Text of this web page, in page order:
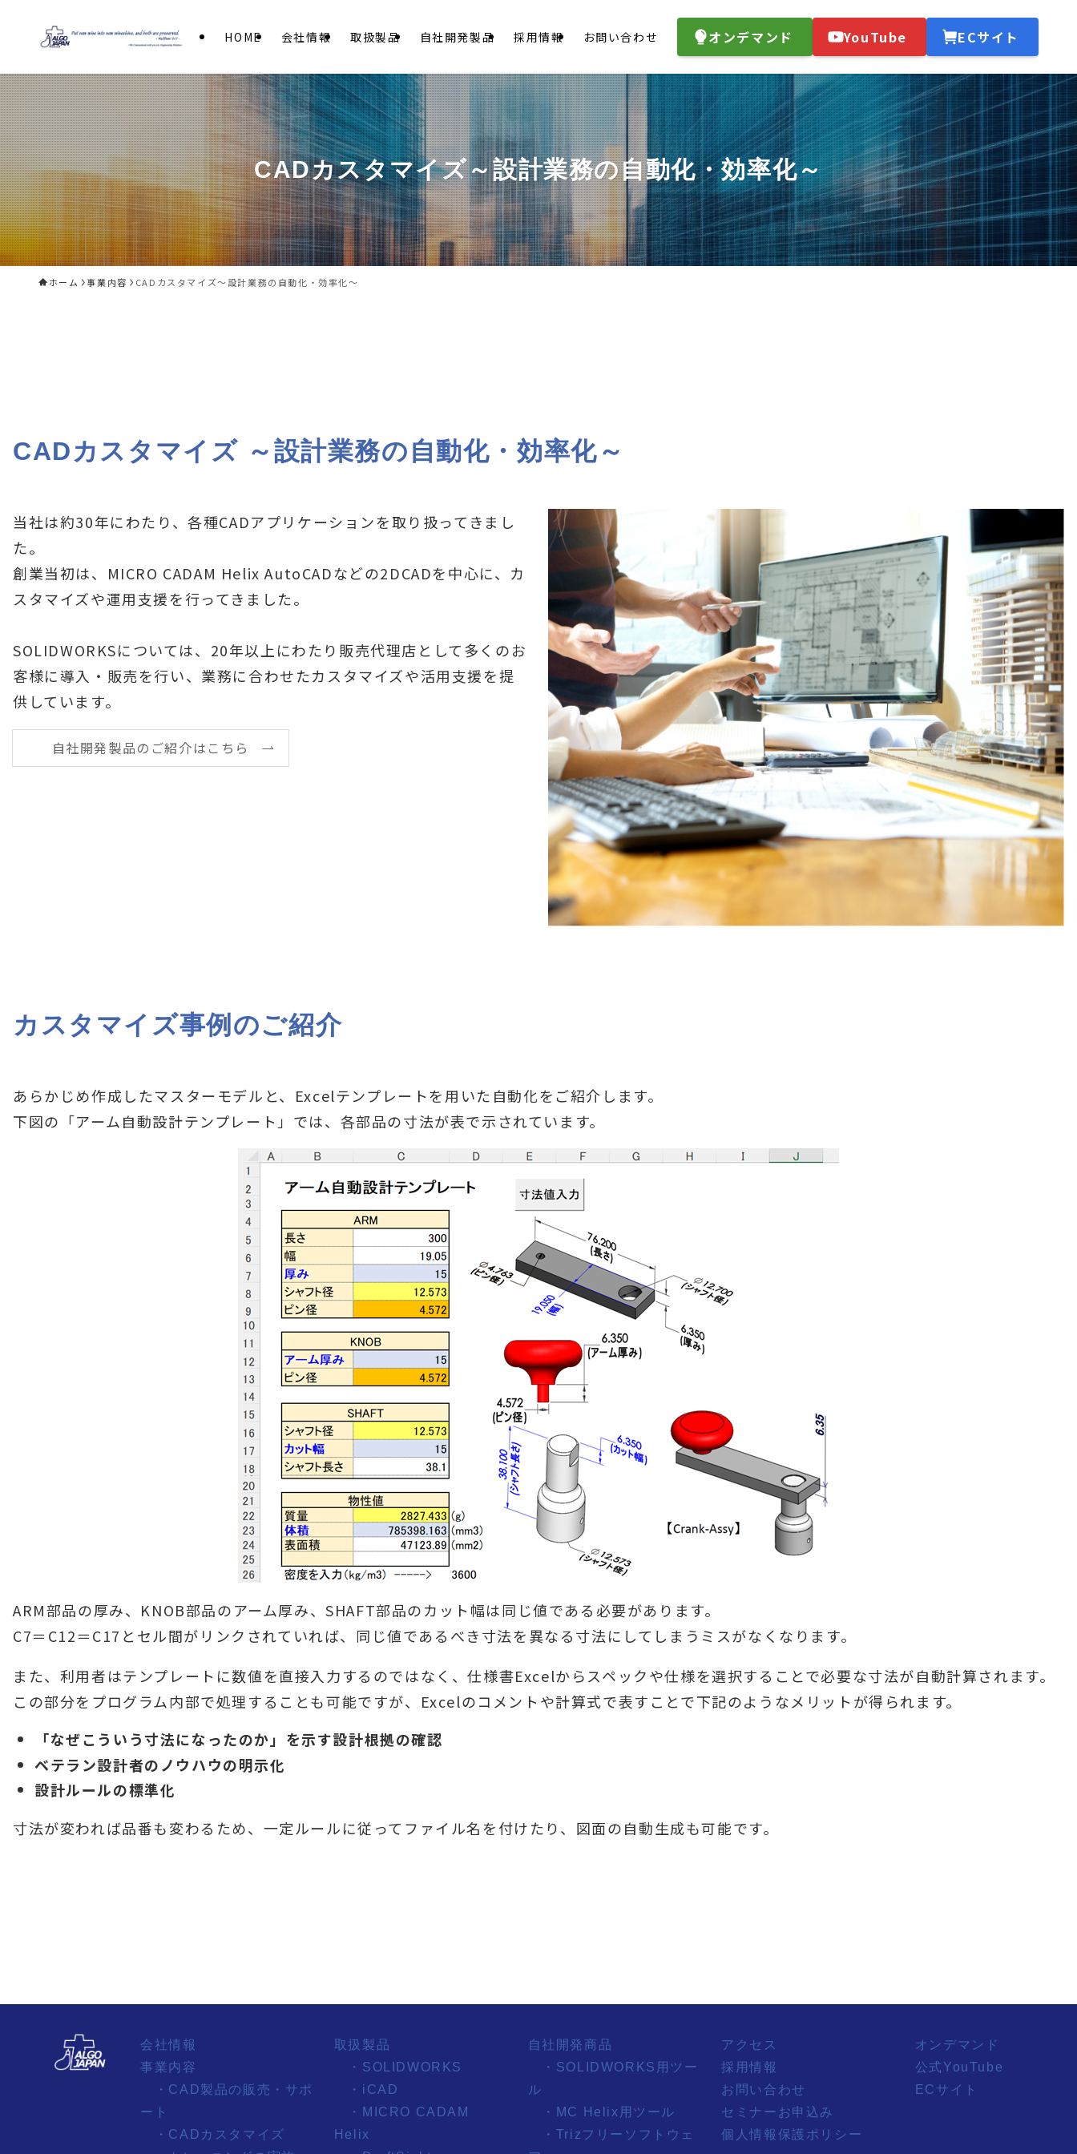
HOME 会社情報 取扱製品 自社開発製品 採用情報 お問い合わせ オンデマンド YouTube ECサイト
CADカスタマイズ～設計業務の自動化・効率化～
ホーム 事業内容 CADカスタマイズ～設計業務の自動化・効率化～
CADカスタマイズ ～設計業務の自動化・効率化～
当社は約30年にわたり、各種CADアプリケーションを取り扱ってきまし
た。
創業当初は、MICRO CADAM Helix AutoCADなどの2DCADを中心に、カ
スタマイズや運用支援を行ってきました。
SOLIDWORKSについては、20年以上にわたり販売代理店として多くのお
客様に導入・販売を行い、業務に合わせたカスタマイズや活用支援を提
供しています。
自社開発製品のご紹介はこちら
カスタマイズ事例のご紹介
あらかじめ作成したマスターモデルと、Excelテンプレートを用いた自動化をご紹介します。
下図の「アーム自動設計テンプレート」では、各部品の寸法が表で示されています。
ARM部品の厚み、KNOB部品のアーム厚み、SHAFT部品のカット幅は同じ値である必要があります。
C7＝C12＝C17とセル間がリンクされていれば、同じ値であるべき寸法を異なる寸法にしてしまうミスがなくなります。
また、利用者はテンプレートに数値を直接入力するのではなく、仕様書Excelからスペックや仕様を選択することで必要な寸法が自動計算されます。
この部分をプログラム内部で処理することも可能ですが、Excelのコメントや計算式で表すことで下記のようなメリットが得られます。
「なぜこういう寸法になったのか」を示す設計根拠の確認
ベテラン設計者のノウハウの明示化
設計ルールの標準化
寸法が変われば品番も変わるため、一定ルールに従ってファイル名を付けたり、図面の自動生成も可能です。
会社情報
事業内容
・CAD製品の販売・サポ
ート
・CADカスタマイズ
取扱製品
・SOLIDWORKS
・iCAD
・MICRO CADAM
Helix
自社開発商品
・SOLIDWORKS用ツー
ル
・MC Helix用ツール
・Trizフリーソフトウェ
アクセス
採用情報
お問い合わせ
セミナーお申込み
個人情報保護ポリシー
オンデマンド
公式YouTube
ECサイト